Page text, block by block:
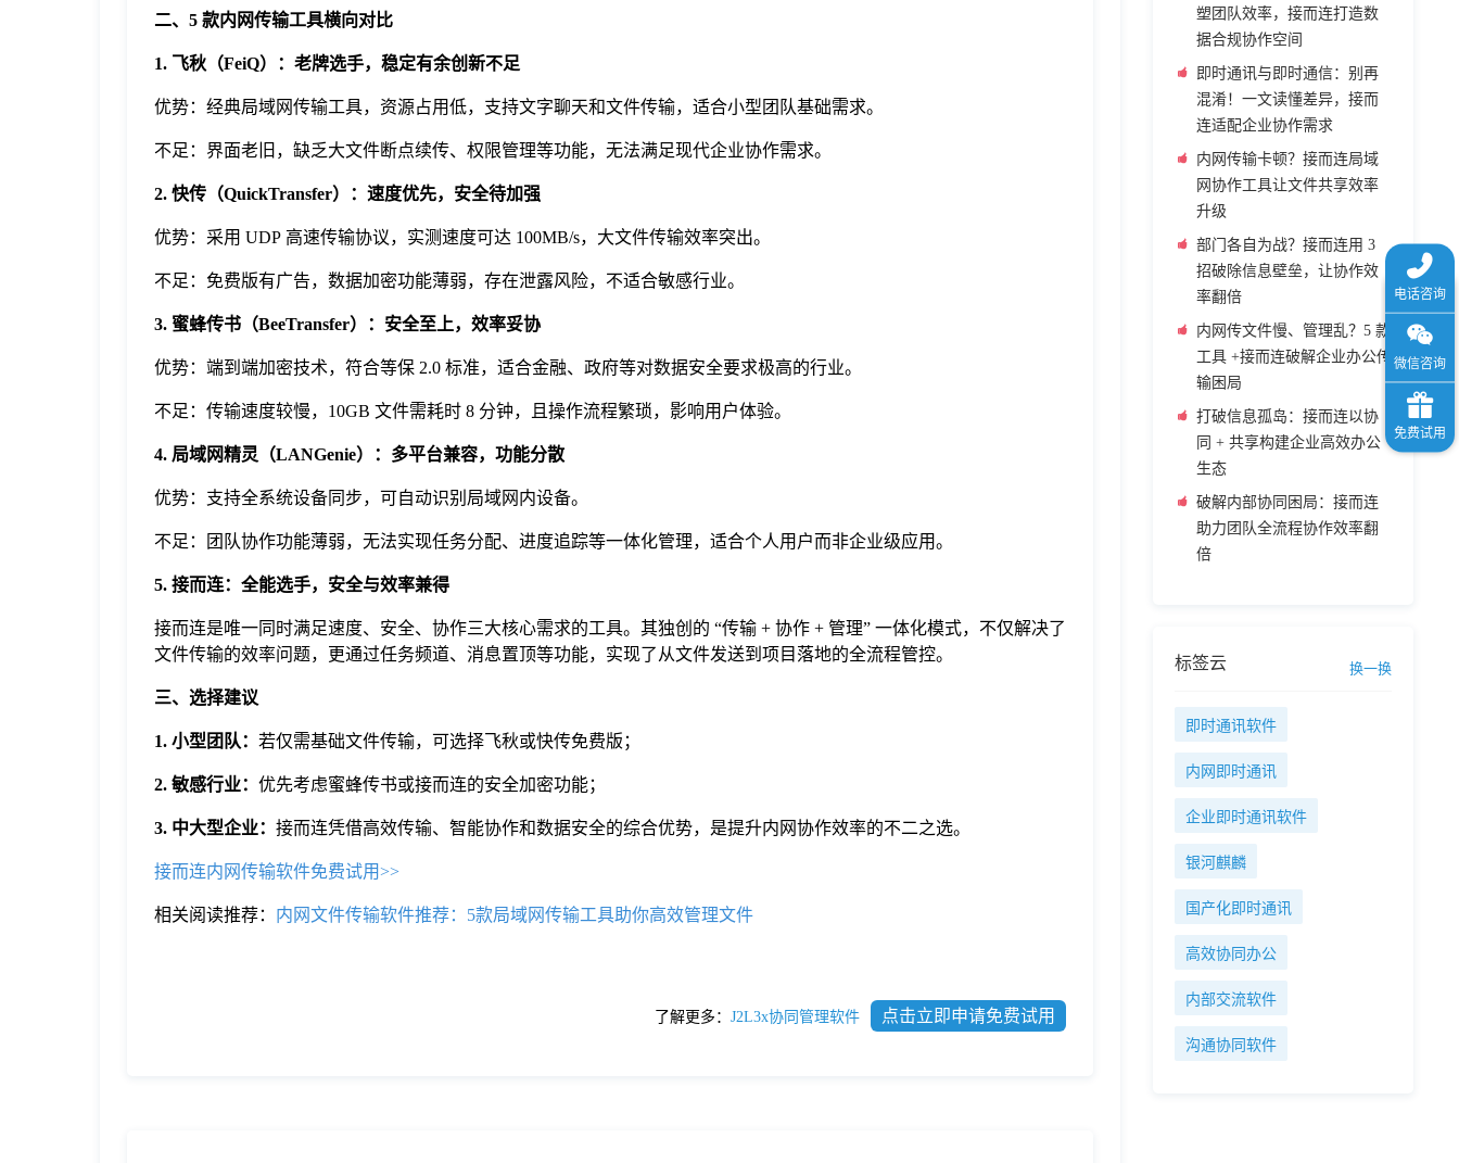
二、5 款内网传输工具横向对比
1. 飞秋（FeiQ）：老牌选手，稳定有余创新不足
优势：经典局域网传输工具，资源占用低，支持文字聊天和文件传输，适合小型团队基础需求。
不足：界面老旧，缺乏大文件断点续传、权限管理等功能，无法满足现代企业协作需求。
2. 快传（QuickTransfer）：速度优先，安全待加强
优势：采用 UDP 高速传输协议，实测速度可达 100MB/s，大文件传输效率突出。
不足：免费版有广告，数据加密功能薄弱，存在泄露风险，不适合敏感行业。
3. 蜜蜂传书（BeeTransfer）：安全至上，效率妥协
优势：端到端加密技术，符合等保 2.0 标准，适合金融、政府等对数据安全要求极高的行业。
不足：传输速度较慢，10GB 文件需耗时 8 分钟，且操作流程繁琐，影响用户体验。
4. 局域网精灵（LANGenie）：多平台兼容，功能分散
优势：支持全系统设备同步，可自动识别局域网内设备。
不足：团队协作功能薄弱，无法实现任务分配、进度追踪等一体化管理，适合个人用户而非企业级应用。
5. 接而连：全能选手，安全与效率兼得
接而连是唯一同时满足速度、安全、协作三大核心需求的工具。其独创的 “传输 + 协作 + 管理” 一体化模式，不仅解决了
文件传输的效率问题，更通过任务频道、消息置顶等功能，实现了从文件发送到项目落地的全流程管控。
三、选择建议
1. 小型团队： 若仅需基础文件传输，可选择飞秋或快传免费版；
2. 敏感行业： 优先考虑蜜蜂传书或接而连的安全加密功能；
3. 中大型企业： 接而连凭借高效传输、智能协作和数据安全的综合优势，是提升内网协作效率的不二之选。
接而连内网传输软件免费试用>>
相关阅读推荐： 内网文件传输软件推荐：5款局域网传输工具助你高效管理文件
了解更多： J2L3x协同管理软件 点击立即申请免费试用
塑团队效率，接而连打造数
据合规协作空间
即时通讯与即时通信：别再
混淆！一文读懂差异，接而
连适配企业协作需求
内网传输卡顿？接而连局域
网协作工具让文件共享效率
升级
部门各自为战？接而连用 3
招破除信息壁垒，让协作效
率翻倍
内网传文件慢、管理乱？5 款
工具 +接而连破解企业办公传
输困局
打破信息孤岛：接而连以协
同 + 共享构建企业高效办公
生态
破解内部协同困局：接而连
助力团队全流程协作效率翻
倍
标签云 换一换
即时通讯软件
内网即时通讯
企业即时通讯软件
银河麒麟
国产化即时通讯
高效协同办公
内部交流软件
沟通协同软件